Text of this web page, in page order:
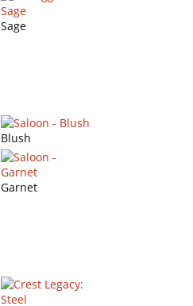
Sage
Blush
Garnet